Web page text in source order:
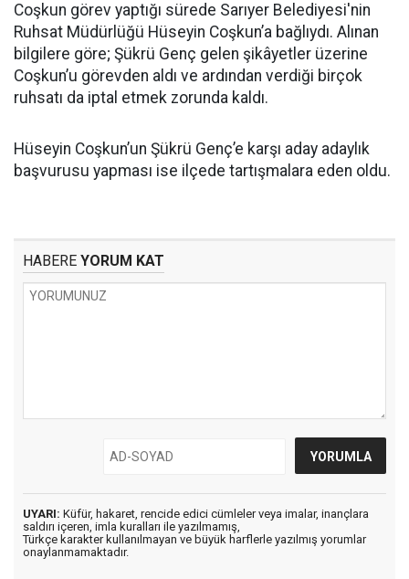
Coşkun görev yaptığı sürede Sarıyer Belediyesi'nin
Ruhsat Müdürlüğü Hüseyin Coşkun’a bağlıydı. Alınan
bilgilere göre; Şükrü Genç gelen şikâyetler üzerine
Coşkun’u görevden aldı ve ardından verdiği birçok
ruhsatı da iptal etmek zorunda kaldı.
Hüseyin Coşkun’un Şükrü Genç’e karşı aday adaylık
başvurusu yapması ise ilçede tartışmalara eden oldu.
HABERE YORUM KAT
UYARI: Küfür, hakaret, rencide edici cümleler veya imalar, inançlara
saldırı içeren, imla kuralları ile yazılmamış,
Türkçe karakter kullanılmayan ve büyük harflerle yazılmış yorumlar
onaylanmamaktadır.